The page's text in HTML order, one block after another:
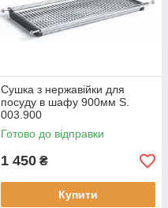
Сушка з нержавійки для
посуду в шафу 900мм S.
003.900
Готово до відправки
1 450 ₴
Купити